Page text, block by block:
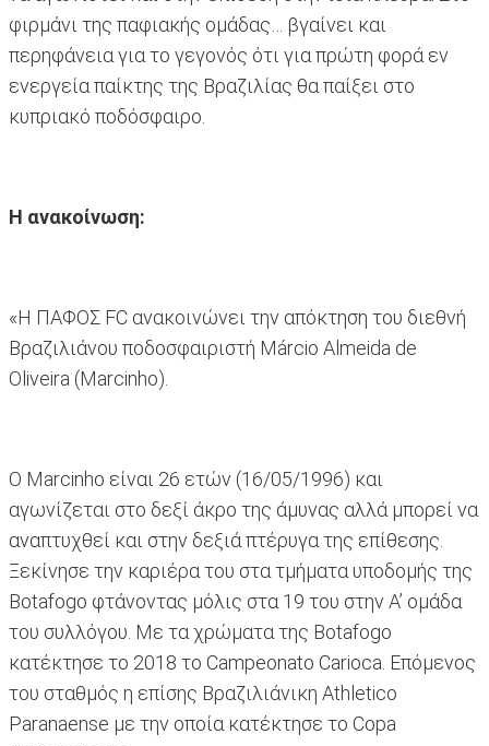
φιρμάνι της παφιακής ομάδας… βγαίνει και
περηφάνεια για το γεγονός ότι για πρώτη φορά εν
ενεργεία παίκτης της Βραζιλίας θα παίξει στο
κυπριακό ποδόσφαιρο.
Η ανακοίνωση:
«Η ΠΑΦΟΣ FC ανακοινώνει την απόκτηση του διεθνή
Βραζιλιάνου ποδοσφαιριστή Márcio Almeida de
Oliveira (Marcinho).
Ο Marcinho είναι 26 ετών (16/05/1996) και
αγωνίζεται στο δεξί άκρο της άμυνας αλλά μπορεί να
αναπτυχθεί και στην δεξιά πτέρυγα της επίθεσης.
Ξεκίνησε την καριέρα του στα τμήματα υποδομής της
Botafogo φτάνοντας μόλις στα 19 του στην Α’ ομάδα
του συλλόγου. Με τα χρώματα της Botafogo
κατέκτησε το 2018 το Campeonato Carioca. Επόμενος
του σταθμός η επίσης Βραζιλιάνικη Athletico
Paranaense με την οποία κατέκτησε το Copa